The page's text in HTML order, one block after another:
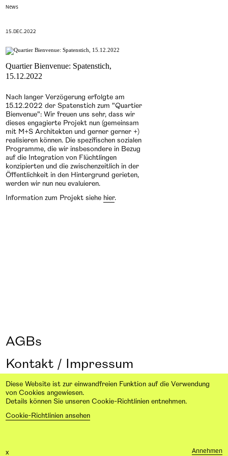
News
15.DEC.2022
Quartier Bienvenue: Spatenstich,
15.12.2022
Nach langer Verzögerung erfolgte am
15.12.2022 der Spatenstich zum "Quartier
Bienvenue": Wir freuen uns sehr, dass wir
dieses engagierte Projekt nun (gemeinsam
mit M+S Architekten und gerner gerner +)
realisieren können. Die spezifischen sozialen
Programme, die wir insbesondere in Bezug
auf die Integration von Flüchtlingen
konzipierten und die zwischenzeitlich in der
Öffentlichkeit in den Hintergrund gerieten,
werden wir nun neu evaluieren.
Information zum Projekt siehe hier.
AGBs
Kontakt / Impressum
Design: From here on Studio
Diese Website ist zur einwandfreien Funktion auf die Verwendung
von Cookies angewiesen.
Details können Sie unseren Cookie-Richtlinien entnehmen.
Cookie-Richtlinien ansehen
Annehmen
x